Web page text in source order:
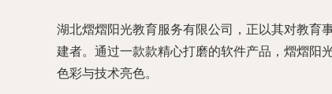
湖北熠熠阳光教育服务有限公司，正以其对教育
建者。通过一款款精心打磨的软件产品，熠熠阳
色彩与技术亮色。